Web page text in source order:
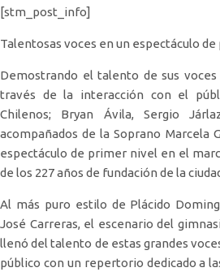
[stm_post_info]
Talentosas voces en un espectáculo
Demostrando el talento de sus
través de la interacción con el
Chilenos; Bryan Ávila, Sergio
acompañados de la Soprano Marcela
espectáculo de primer nivel en el
de los 227 años de fundación de la
Al más puro estilo de Plácido
José Carreras, el escenario del
llenó del talento de estas grandes
público con un repertorio dedicado a